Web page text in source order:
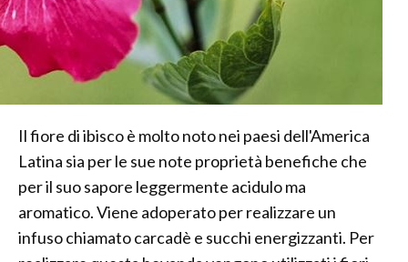
Il fiore di ibisco è molto noto nei paesi dell'America
Latina sia per le sue note proprietà benefiche che
per il suo sapore leggermente acidulo ma
aromatico. Viene adoperato per realizzare un
infuso chiamato carcadè e succhi energizzanti. Per